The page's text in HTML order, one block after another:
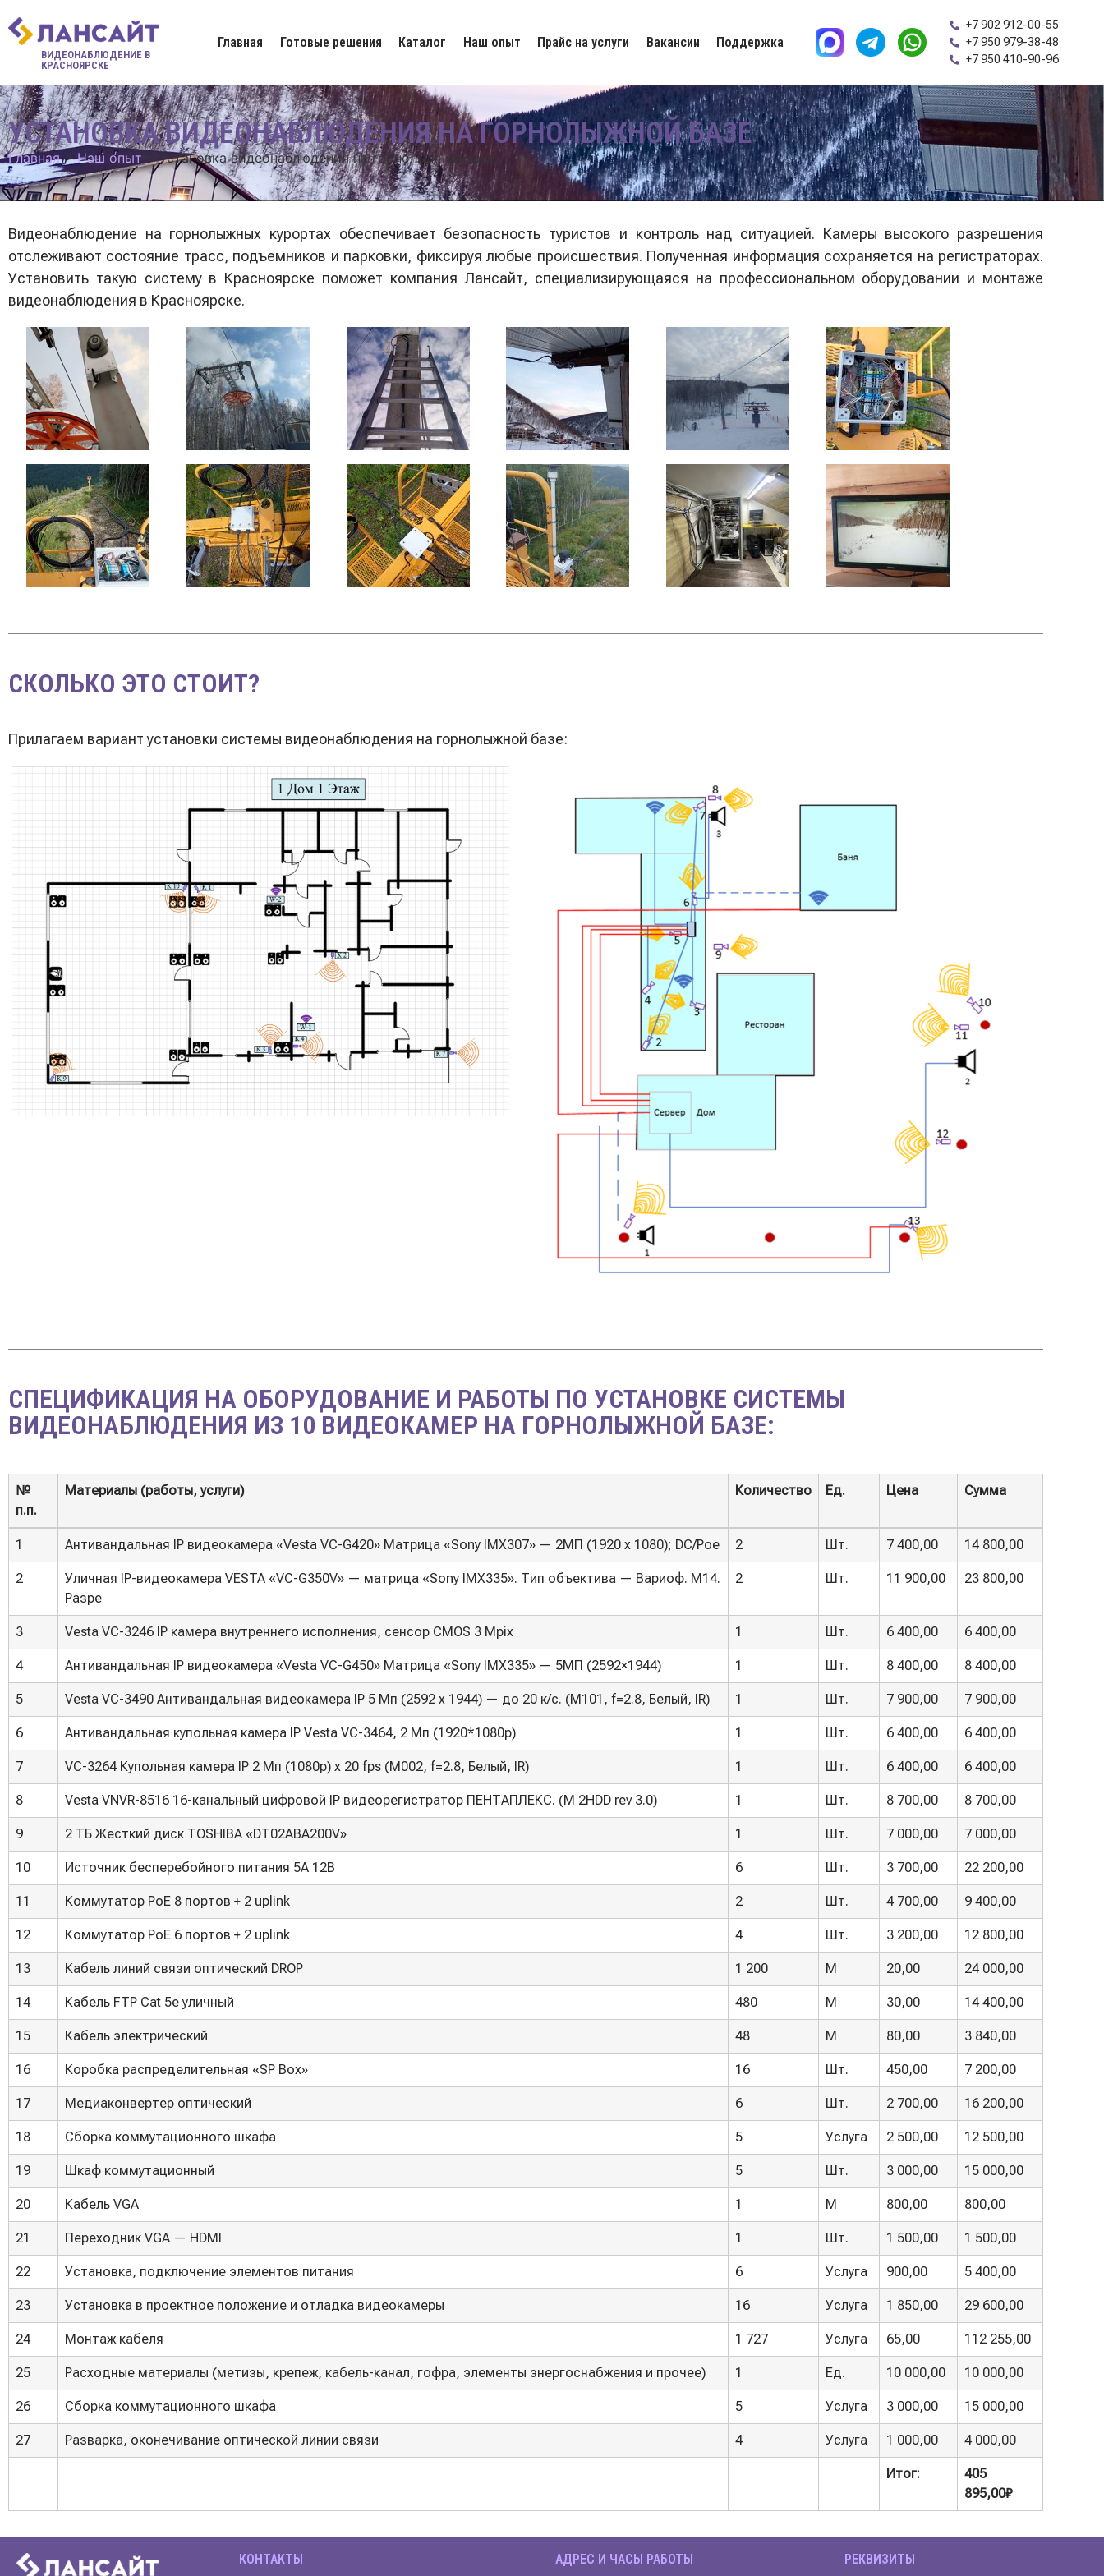
ВИДЕОНАБЛЮДЕНИЕ В
КРАСНОЯРСКЕ
Главная Готовые решения Каталог Наш опыт Прайс на услуги Вакансии Поддержка
+7 902 912-00-55
+7 950 979-38-48
+7 950 410-90-96
УСТАНОВКА ВИДЕОНАБЛЮДЕНИЯ НА ГОРНОЛЫЖНОЙ БАЗЕ
Главная>Наш опыт >Установка видеонаблюдения на горнолыжной базе
Видеонаблюдение на горнолыжных курортах обеспечивает безопасность туристов и контроль над ситуацией. Камеры высокого разрешения
отслеживают состояние трасс, подъемников и парковки, фиксируя любые происшествия. Полученная информация сохраняется на регистраторах.
Установить такую систему в Красноярске поможет компания Лансайт, специализирующаяся на профессиональном оборудовании и монтаже
видеонаблюдения в Красноярске.
СКОЛЬКО ЭТО СТОИТ?
Прилагаем вариант установки системы видеонаблюдения на горнолыжной базе:
СПЕЦИФИКАЦИЯ НА ОБОРУДОВАНИЕ И РАБОТЫ ПО УСТАНОВКЕ СИСТЕМЫ
ВИДЕОНАБЛЮДЕНИЯ ИЗ 10 ВИДЕОКАМЕР НА ГОРНОЛЫЖНОЙ БАЗЕ:
№
п.п.
Материалы (работы, услуги) Количество Ед. Цена Сумма
№
Материалы (работы, услуги) Количество Ед. Цена Сумма
1 Антивандальная IP видеокамера «Vesta VC-G420» Матрица «Sony IMX307» — 2МП (1920 х 1080); DC/Poe 2 Шт. 7 400,00 14 800,00
2
Уличная IP-видеокамера VESTA «VC-G350V» — матрица «Sony IMX335». Тип объектива — Вариоф. М14.
Разре
2 Шт. 11 900,00 23 800,00
3 Vesta VC-3246 IP камера внутреннего исполнения, сенсор CMOS 3 Mpix 1 Шт. 6 400,00 6 400,00
4 Антивандальная IP видеокамера «Vesta VC-G450» Матрица «Sony IMX335» — 5МП (2592×1944) 1 Шт. 8 400,00 8 400,00
5 Vesta VC-3490 Антивандальная видеокамера IP 5 Мп (2592 х 1944) — до 20 к/с. (M101, f=2.8, Белый, IR) 1 Шт. 7 900,00 7 900,00
6 Антивандальная купольная камера IP Vesta VC-3464, 2 Мп (1920*1080p) 1 Шт. 6 400,00 6 400,00
7 VC-3264 Купольная камера IP 2 Мп (1080p) х 20 fps (M002, f=2.8, Белый, IR) 1 Шт. 6 400,00 6 400,00
8 Vesta VNVR-8516 16-канальный цифровой IP видеорегистратор ПЕНТАПЛЕКС. (M 2HDD rev 3.0) 1 Шт. 8 700,00 8 700,00
9 2 ТБ Жесткий диск TOSHIBA «DT02ABA200V» 1 Шт. 7 000,00 7 000,00
10 Источник бесперебойного питания 5А 12В 6 Шт. 3 700,00 22 200,00
11 Коммутатор PoE 8 портов + 2 uplink 2 Шт. 4 700,00 9 400,00
12 Коммутатор PoE 6 портов + 2 uplink 4 Шт. 3 200,00 12 800,00
13 Кабель линий связи оптический DROP 1 200 М 20,00 24 000,00
14 Кабель FTP Cat 5e уличный 480 М 30,00 14 400,00
15 Кабель электрический 48 М 80,00 3 840,00
16 Коробка распределительная «SP Box» 16 Шт. 450,00 7 200,00
17 Медиаконвертер оптический 6 Шт. 2 700,00 16 200,00
18 Сборка коммутационного шкафа 5 Услуга 2 500,00 12 500,00
19 Шкаф коммутационный 5 Шт. 3 000,00 15 000,00
20 Кабель VGA 1 М 800,00 800,00
21 Переходник VGA — HDMI 1 Шт. 1 500,00 1 500,00
22 Установка, подключение элементов питания 6 Услуга 900,00 5 400,00
23 Установка в проектное положение и отладка видеокамеры 16 Услуга 1 850,00 29 600,00
24 Монтаж кабеля 1 727 Услуга 65,00 112 255,00
25 Расходные материалы (метизы, крепеж, кабель-канал, гофра, элементы энергоснабжения и прочее) 1 Ед. 10 000,00 10 000,00
26 Сборка коммутационного шкафа 5 Услуга 3 000,00 15 000,00
27 Разварка, оконечивание оптической линии связи 4 Услуга 1 000,00 4 000,00
Итог:
405
895,00₽
КОНТАКТЫ АДРЕС И ЧАСЫ РАБОТЫ РЕКВИЗИТЫ